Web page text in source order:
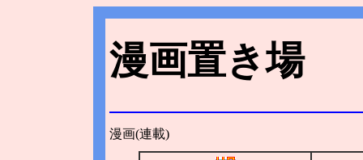
漫画置き場
漫画(連載)